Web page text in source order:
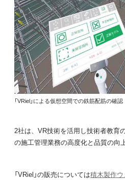
「VRiel」による仮想空間での鉄筋配筋の確認
2社は、VR技術を活用し技術者教育
の施工管理業務の高度化と品質の向
「VRiel」の販売については積木製作ウ